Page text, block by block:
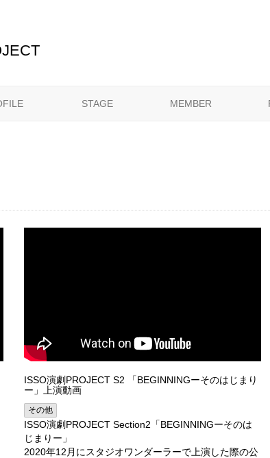
STAGE MEMBER
ISSO演劇PROJECT S2 「BEGINNINGーそのはじまり
ー」上演動画
その他
ISSO演劇PROJECT Section2「BEGINNINGーそのは
じまりー」
2020年12月にスタジオワンダーラーで上演した際の公